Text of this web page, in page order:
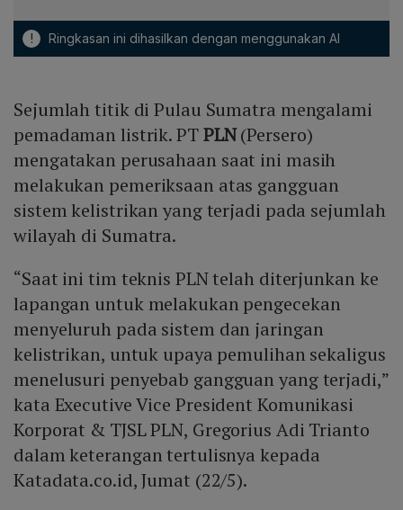
! Ringkasan ini dihasilkan dengan menggunakan AI
Sejumlah titik di Pulau Sumatra mengalami
pemadaman listrik. PTPLN(Persero)
mengatakan perusahaan saat ini masih
melakukan pemeriksaan atas gangguan
sistem kelistrikan yang terjadi pada sejumlah
wilayah di Sumatra.
“Saat ini tim teknis PLN telah diterjunkan ke
lapangan untuk melakukan pengecekan
menyeluruh pada sistem dan jaringan
kelistrikan, untuk upaya pemulihan sekaligus
menelusuri penyebab gangguan yang terjadi,”
kata Executive Vice President Komunikasi
Korporat & TJSL PLN, Gregorius Adi Trianto
dalam keterangan tertulisnya kepada
Katadata.co.id, Jumat (22/5).